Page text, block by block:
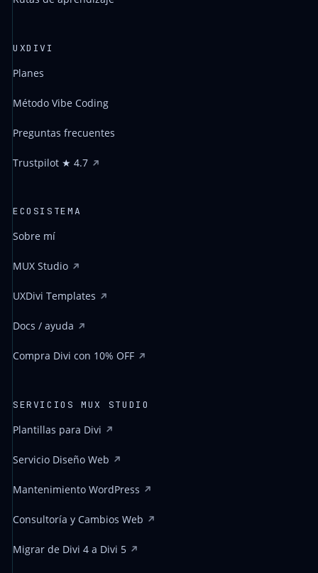
UXDIVI
Planes
Método Vibe Coding
Preguntas frecuentes
Trustpilot ★ 4.7
ECOSISTEMA
Sobre mí
MUX Studio
UXDivi Templates
Docs / ayuda
Compra Divi con 10% OFF
SERVICIOS MUX STUDIO
Plantillas para Divi
Servicio Diseño Web
Mantenimiento WordPress
Consultoría y Cambios Web
Migrar de Divi 4 a Divi 5